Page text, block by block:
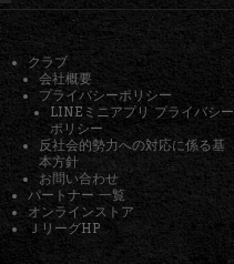
クラブ
会社概要
プライバシーポリシー
LINEミニアプリ プライバシー
ポリシー
反社会的勢力への対応に係る基
本方針
お問い合わせ
パートナー 一覧
オンラインストア
ＪリーグHP